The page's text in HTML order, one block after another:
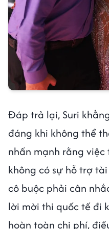
Đáp trả lại, Suri
đáng khi không thể
nhấn mạnh rằng
không có sự hỗ trợ
cô buộc phải cân
lời mời thi quốc tế đi
hoàn toàn chi phí,